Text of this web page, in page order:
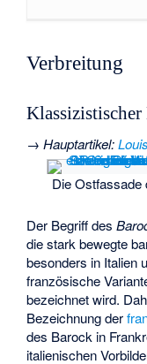
Verbreitung
→Hauptartikel:
Die Ostfassade
Der Begriff des
die stark bewegte
besonders in Italien
französische
bezeichnet wird.
Bezeichnung der
des Barock in
italienischen